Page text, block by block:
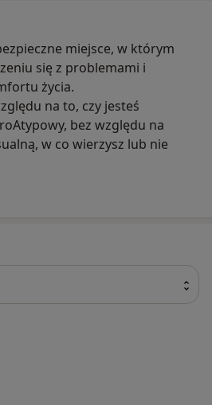
miejsce, w którym
się z problemami i
życia.
na to, czy jesteś
bez względu na
w co wierzysz lub nie
Ciebie – niezależnie od
zaczynasz przygodę z życiem,
osoby, które posiadają
online